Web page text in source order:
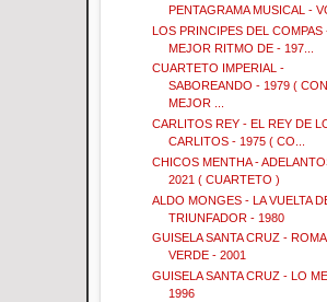
PENTAGRAMA MUSICAL -
LOS PRINCIPES DEL COMPAS
MEJOR RITMO DE - 197...
CUARTETO IMPERIAL -
SABOREANDO - 1979 ( CON
MEJOR ...
CARLITOS REY - EL REY DE
CARLITOS - 1975 ( CO...
CHICOS MENTHA -
2021 ( CUARTETO )
ALDO MONGES - LA VUELTA
TRIUNFADOR - 1980
GUISELA SANTA CRUZ -
VERDE - 2001
GUISELA SANTA CRUZ - LO
1996